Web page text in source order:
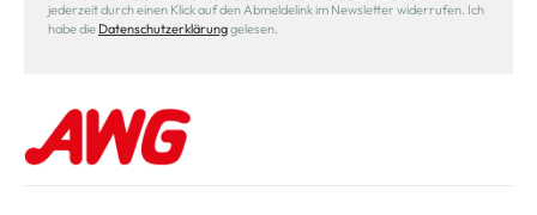
jederzeit durch einen Klick auf den Abmeldelink im Newsletter widerrufen. Ich
habe die Datenschutzerklärunggelesen.